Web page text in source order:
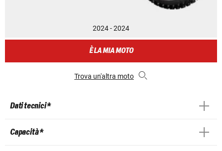
2024 - 2024
È LA MIA MOTO
Trova un'altra moto
Dati tecnici *
Capacità *